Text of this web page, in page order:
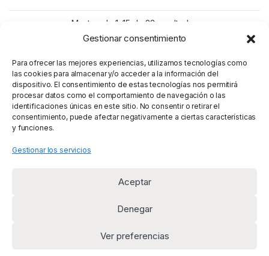
Gestionar consentimiento
Para ofrecer las mejores experiencias, utilizamos tecnologías como
las cookies para almacenar y/o acceder a la información del
dispositivo. El consentimiento de estas tecnologías nos permitirá
procesar datos como el comportamiento de navegación o las
identificaciones únicas en este sitio. No consentir o retirar el
consentimiento, puede afectar negativamente a ciertas características
y funciones.
Gestionar los servicios
Aceptar
Denegar
Ver preferencias
Mostrando 1–15 de 23 resultados
¿Alguna duda? Llámanos